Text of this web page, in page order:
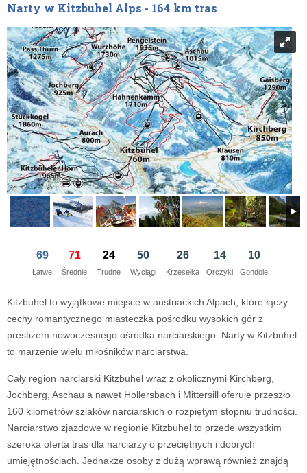
14 15 16 17 18
21 22 23 24 25 26 27
28 29 30 1 2 3
5 6 7 8 9 10
dziś wyczyść Close
14 15
21 22 23 24
28 29 30 1
5 6 7 8
dziś wyczyść
Narty w Kitzbuhel Alps - 164 km tras
69
Łatwe
71
Średnie
24
Trudne
50
Wyciągi
26
Krzesełka
14
Orczyki
10
Gondole
Kitzbuhel to wyjątkowe miejsce w austriackich Alpach, które łączy
cechy romantycznego miasteczka pośrodku wysokich gór z
prestiżem nowoczesnego ośrodka narciarskiego. Narty w Kitzbuhel
to marzenie wielu miłośników narciarstwa.
Cały region narciarski Kitzbuhel wraz z okolicznymi Kirchberg,
Jochberg, Aschau a nawet Hollersbach i Mittersill oferuje przeszło
160 kilometrów szlaków narciarskich o rozpiętym stopniu trudności.
Narciarstwo zjazdowe w regionie Kitzbuhel to przede wszystkim
szeroka oferta tras dla narciarzy o przeciętnych i dobrych
umiejętnościach. Jednakże osoby z dużą wprawą również znajdą